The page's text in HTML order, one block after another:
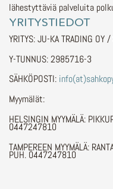
lähestyttäviä palveluita
YRITYSTIEDOT
YRITYS: JU-KA TRADING OY
Y-TUNNUS: 2985716-3
SÄHKÖPOSTI:
Myymälät:
HELSINGIN MYYMÄLÄ:
0447247810
TAMPEREEN MYYMÄLÄ:
PUH. 0447247810